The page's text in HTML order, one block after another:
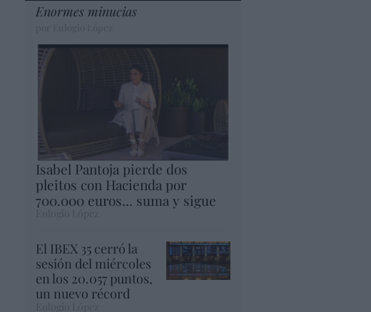
Enormes minucias
Isabel Pantoja pierde dos
pleitos con Hacienda por
700.000 euros... suma y sigue
El IBEX 35 cerró la
sesión del miércoles
en los 20.057 puntos,
un nuevo récord